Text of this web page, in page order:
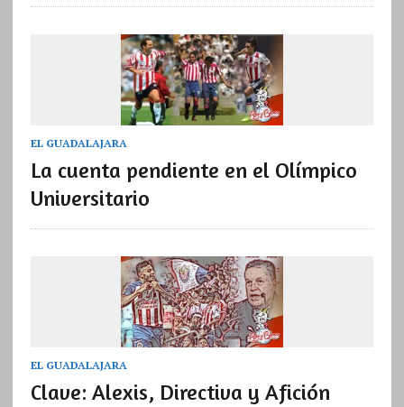
EL GUADALAJARA
La cuenta pendiente en el Olímpico
Universitario
EL GUADALAJARA
Clave: Alexis, Directiva y Afición